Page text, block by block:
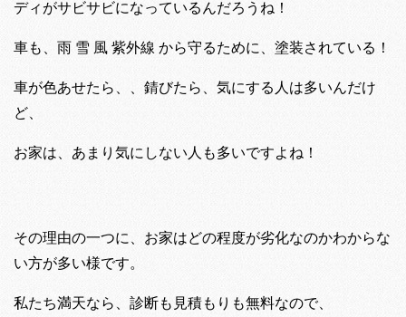
ディがサビサビになっているんだろうね！
車も、雨 雪 風 紫外線 から守るために、塗装されている！
車が色あせたら、、錆びたら、気にする人は多いんだけ
ど、
お家は、あまり気にしない人も多いですよね！
その理由の一つに、お家はどの程度が劣化なのかわからな
い方が多い様です。
私たち満天なら、診断も見積もりも無料なので、